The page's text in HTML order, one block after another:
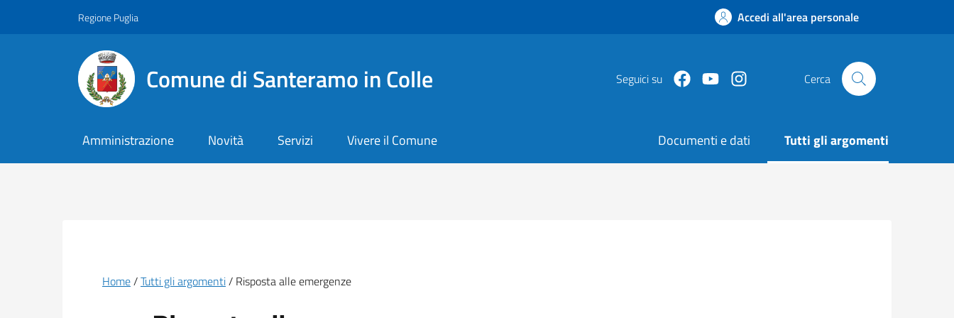
Regione Puglia Accedi all'area personale
Comune di Santeramo in Colle Seguici su FacebookYoutubeInstagram Cerca
Amministrazione Novità Servizi Vivere il Comune Documenti e dati Tutti gli argomenti
Briciole di pane
Home Tutti gli argomenti Risposta alle emergenze